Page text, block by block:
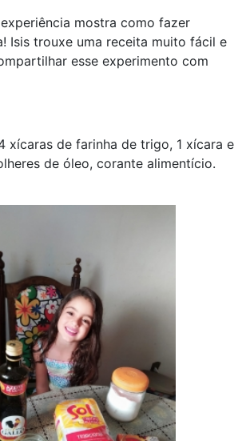
mostra como fazer
Isis trouxe uma receita muito fácil e
esse experimento com
xícaras de farinha de trigo, 1 xícara e
de óleo, corante alimentício.